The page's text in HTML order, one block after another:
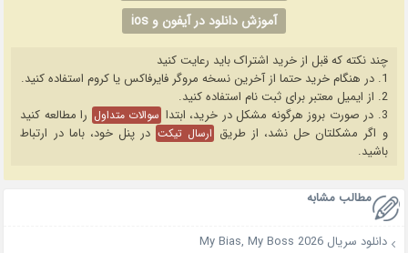
آموزش دانلود در آیفون و ios
چند نکته که قبل از خرید اشتراک باید رعایت کنید
1. در هنگام خرید حتما از آخرین نسخه مروگر فایرفاکس یا کروم استفاده کنید.
2. از ایمیل معتبر برای ثبت نام استفاده کنید.
3. در صورت بروز هرگونه مشکل در خرید، ابتدا
سوالات متداول را مطالعه کنید
و اگر مشکلتان حل نشد، از طریق ارسال تیکت در پنل خود، باما در ارتباط
باشید.
مطالب مشابه
دانلود سریال My Bias, My Boss 2026